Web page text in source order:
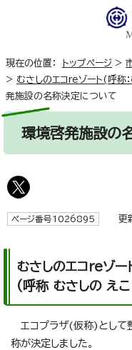
現在の位置： トップページ >
> むさしのエコreゾート(呼称
発施設の名称決定について
環境啓発施設の
ページ番号1026895 更
むさしのエコreゾ
(呼称 むさしの え
エコプラザ(仮称)として
称が決定しました。